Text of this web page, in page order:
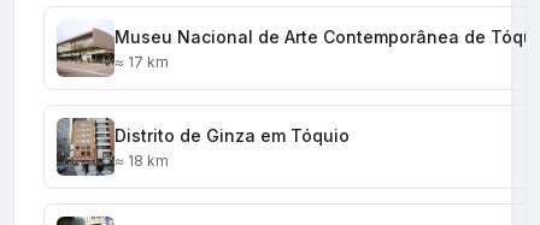
Museu Nacional de Arte Contemporânea de
≈ 17 km
Distrito de Ginza em Tóquio
≈ 18 km